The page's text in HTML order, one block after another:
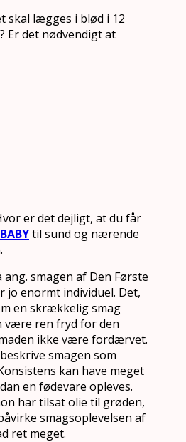
skal lægges i blød i 12
Er det nødvendigt at
er det dejligt, at du får
BABYtil sund og nærende
smagen af Den Første
jo enormt individuel. Det,
en skrækkelig smag
være ren fryd for den
ikke være fordærvet.
smagen som
kan have meget
en fødevare opleves.
har tilsat olie til grøden,
smagsoplevelsen af
ret meget.